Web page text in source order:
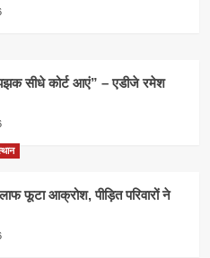
सीधे कोर्ट आएं” – एडीजे रमेश
फूटा आक्रोश, पीड़ित परिवारों ने